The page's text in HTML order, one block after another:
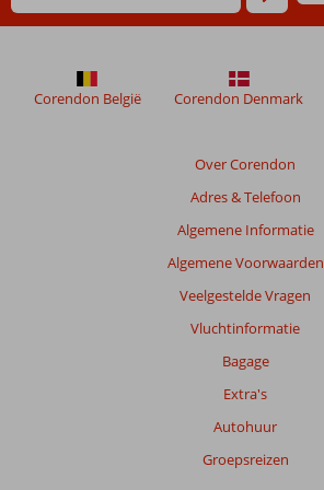
niet
weergegeven
om
Over Corendon
Adres & Telefoon
Algemene Informatie
Algemene Voorwaarden
Veelgestelde Vragen
Vluchtinformatie
Bagage
Extra's
Autohuur
Groepsreizen
Corendon België Corendon Denmark